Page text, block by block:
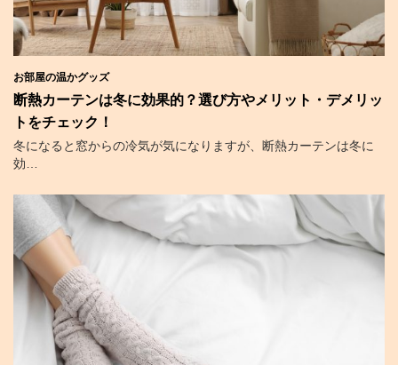
お部屋の温かグッズ
断熱カーテンは冬に効果的？選び方やメリット・デメリッ
トをチェック！
冬になると窓からの冷気が気になりますが、断熱カーテンは冬に
効…